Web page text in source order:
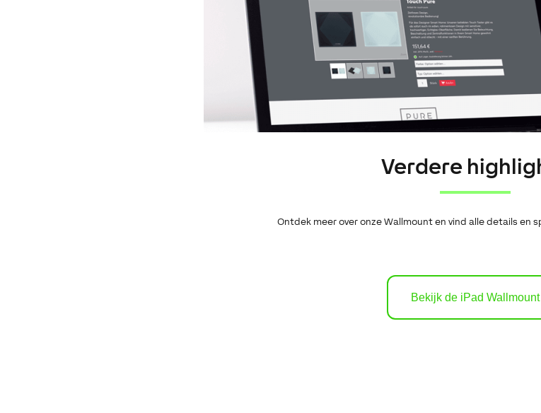
Verdere
Ontdek meer over onze Wallmount en vind alle details en
Bekijk de iPad Wallmount